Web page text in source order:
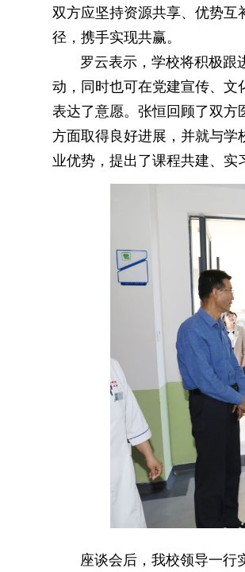
双方应坚持资源共享、优势
径，携手实现共赢。
罗云表示，学校将积极跟
动，同时也可在党建宣传、
表达了意愿。张恒回顾了双
方面取得良好进展，并就与
业优势，提出了课程共建、实
座谈会后，我校领导一